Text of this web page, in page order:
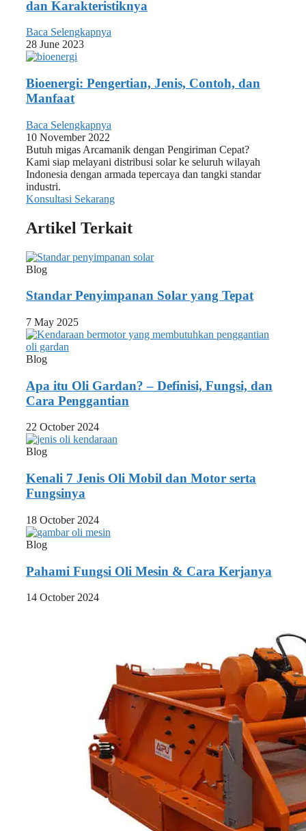
dan Karakteristiknya
Baca Selengkapnya
28 June 2023
Bioenergi: Pengertian, Jenis, Contoh, dan
Manfaat
Baca Selengkapnya
10 November 2022
Butuh migas Arcamanik dengan Pengiriman Cepat?
Kami siap melayani distribusi solar ke seluruh wilayah
Indonesia dengan armada tepercaya dan tangki standar
industri.
Konsultasi Sekarang
Artikel Terkait
Blog
Standar Penyimpanan Solar yang Tepat
7 May 2025
Blog
Apa itu Oli Gardan? – Definisi, Fungsi, dan
Cara Penggantian
22 October 2024
Blog
Kenali 7 Jenis Oli Mobil dan Motor serta
Fungsinya
18 October 2024
Blog
Pahami Fungsi Oli Mesin & Cara Kerjanya
14 October 2024